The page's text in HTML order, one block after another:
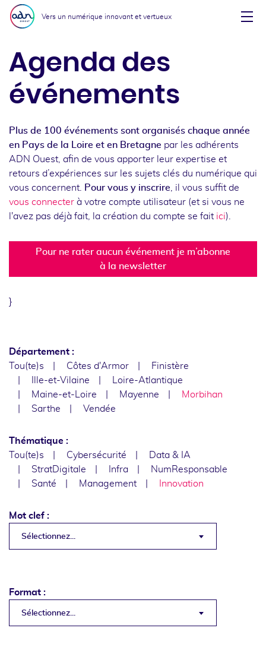
Aller au menu
Aller au contenu
Vers un numérique innovant et vertueux
Agenda des
événements
Plus de 100 événements sont organisés chaque année
en Pays de la Loire et en Bretagne par les adhérents
ADN Ouest, afin de vous apporter leur expertise et
retours d’expériences sur les sujets clés du numérique qui
vous concernent.
Pour vous y inscrire , il vous suffit de
vous connecter à votre compte utilisateur (et si vous ne
l'avez pas déjà fait, la création du compte se fait ici).
Pour ne rater aucun événement je m’abonne
à la newsletter
}
Département :
Tou(te)s
Côtes d'Armor
Finistère
Ille-et-Vilaine
Loire-Atlantique
Maine-et-Loire
Mayenne
Morbihan
Sarthe
Vendée
Thématique :
Tou(te)s
Cybersécurité
Data & IA
StratDigitale
Infra
NumResponsable
Santé
Management Innovation
Mot clef :
Sélectionnez...
Format :
Sélectionnez...